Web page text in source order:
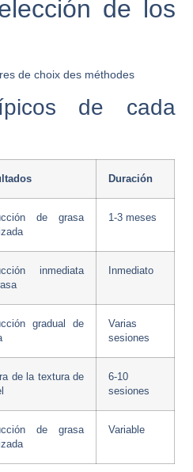
de los
de cada
Duración
de grasa
1-3 meses
inmediata
Inmediato
gradual de
Varias
sesiones
de la textura de
6-10
sesiones
de grasa
Variable